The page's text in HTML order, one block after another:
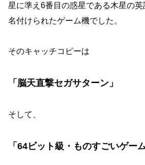
星に準え6番目の惑星である木星の英
名付けられたゲーム機でした。
そのキャッチコピーは
「脳天直撃セガサターン」
そして、
「64ビット級・ものすごいゲー